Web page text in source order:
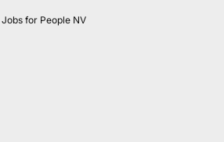
for People NV